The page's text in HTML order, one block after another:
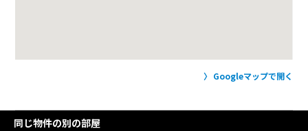
Googleマップで開く
同じ物件の別の部屋